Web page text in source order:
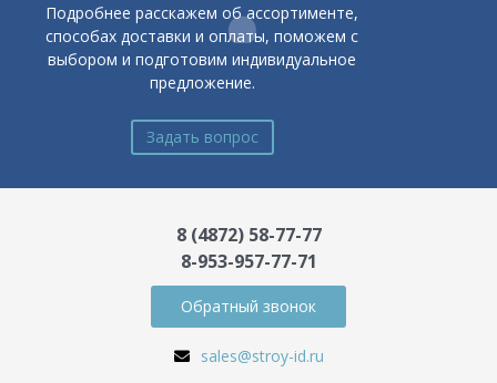
Подробнее расскажем об ассортименте,
способах доставки и оплаты, поможем с
выбором и подготовим индивидуальное
предложение.
Задать вопрос
8 (4872) 58-77-77
8-953-957-77-71
Обратный звонок
sales@stroy-id.ru